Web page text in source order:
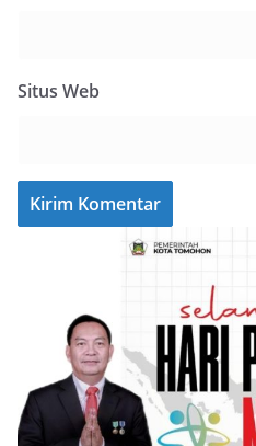
Situs Web